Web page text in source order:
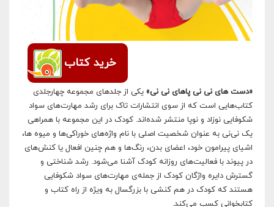
خرید کتاب
«دست های نی نی پاهای نی نی» یکی از جلد‌های مجموعه چهارجلدی
کتاب‌هایی است که از سوی انتشارات تاک برای رشد مهارت‌های سواد
شکوفایی نوزاد و نوپا منتشر شده‌اند. کودک در این مجموعه با همراهی
یک نی‌نی به عنوان شخصیت اصلی با نام واژه‌های خوراکی‌ها و میوه ها،
اشیای پیرامون خود، اعضای بدن، رنگ‌ها و هم چنین افعال یا کنش‌های
در پیوند با فعالیت‌های روزانه کودک آشنا می‌شود. رشد شناختی و
گسترش دایره واژگان کودک از جمله‌ی مهارت‌های سواد شکوفایی
هستند که کودک در هم کنشی با بزرگسال به ویژه از راه کتاب و
کتابخوانی کسب می‌کند.